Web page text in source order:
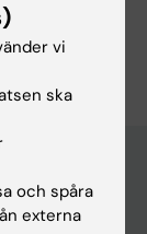
vi
ska
och spåra
externa